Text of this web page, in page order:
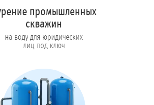
промышленных
скважин
на воду для юридических
лиц под ключ